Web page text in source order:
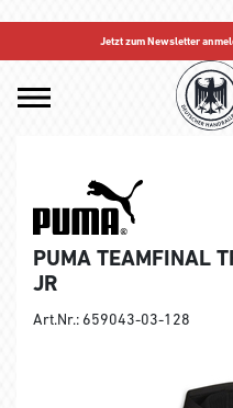
Jetzt zum Newsletter
PUMA TEAMFINAL
JR
Art.Nr.: 659043-03-128